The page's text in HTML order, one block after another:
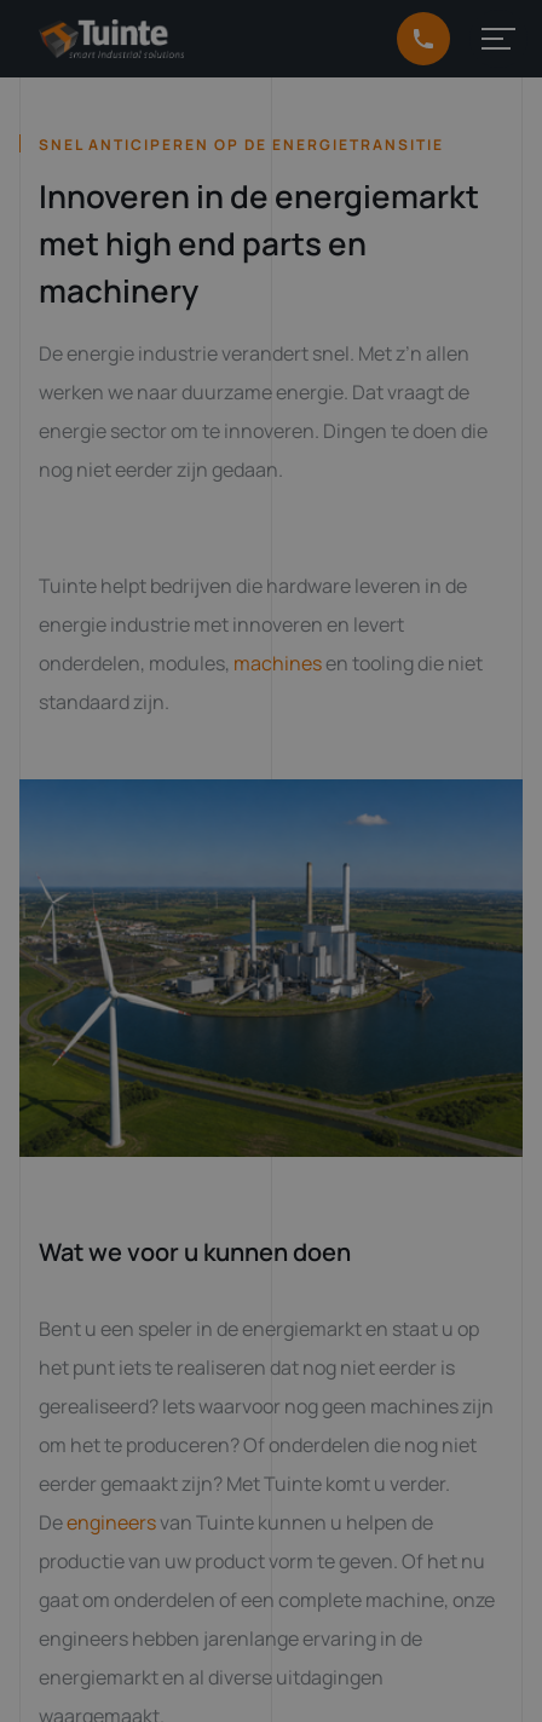
SNEL ANTICIPEREN OP DE ENERGIETRANSITIE
Innoveren in de energiemarkt
met high end parts en
machinery
De energie industrie verandert snel. Met z’n allen
werken we naar duurzame energie. Dat vraagt de
energie sector om te innoveren. Dingen te doen die
nog niet eerder zijn gedaan.
Tuinte helpt bedrijven die hardware leveren in de
energie industrie met innoveren en levert
onderdelen, modules, machinesen tooling die niet
standaard zijn.
Wat we voor u kunnen doen
Bent u een speler in de energiemarkt en staat u op
het punt iets te realiseren dat nog niet eerder is
gerealiseerd? Iets waarvoor nog geen machines zijn
om het te produceren? Of onderdelen die nog niet
eerder gemaakt zijn? Met Tuinte komt u verder.
Deengineersvan Tuinte kunnen u helpen de
productie van uw product vorm te geven. Of het nu
gaat om onderdelen of een complete machine, onze
engineers hebben jarenlange ervaring in de
energiemarkt en al diverse uitdagingen
waargemaakt.